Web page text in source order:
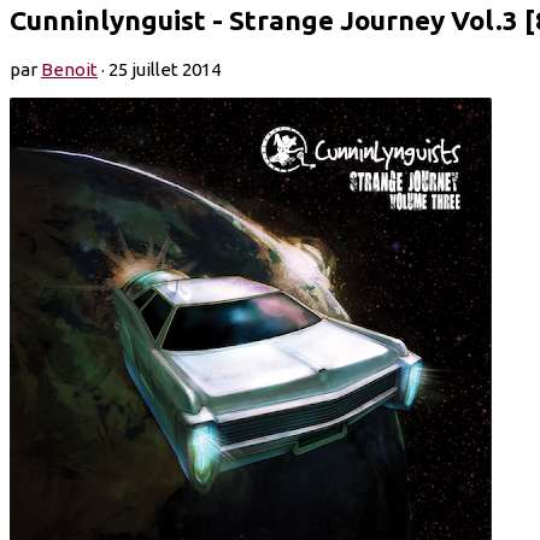
Cunninlynguist - Strange Journey Vol.3
parBenoit· 25 juillet 2014